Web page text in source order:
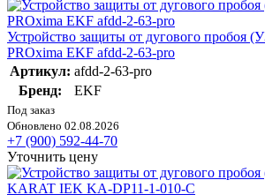
Устройство защиты от дугового пробоя
PROxima EKF afdd-2-63-pro
Артикул: afdd-2-63-pro
Бренд:
EKF
Под заказ
Обновлено 02.08.2026
+7 (900) 592-44-70
Уточнить цену